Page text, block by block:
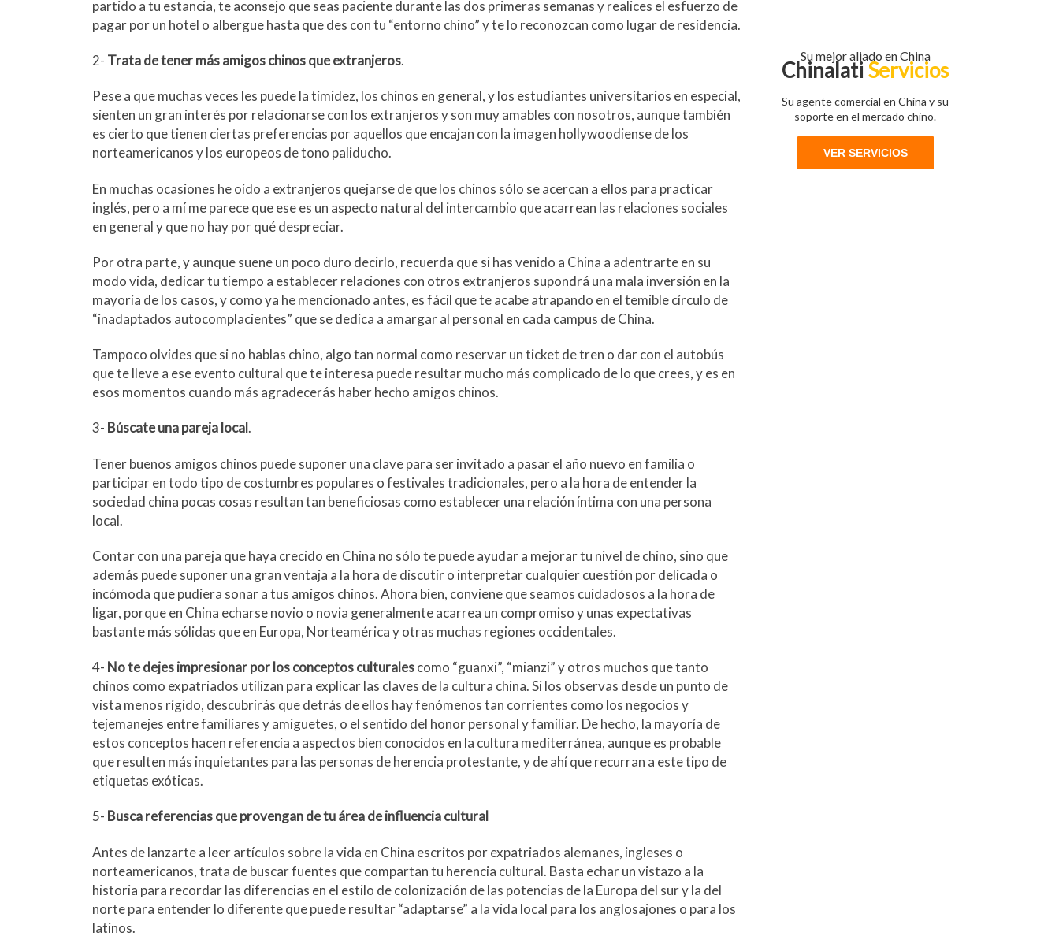
partido a tu estancia, te aconsejo que seas paciente durante las dos primeras semanas y realices el esfuerzo de
pagar por un hotel o albergue hasta que des con tu “entorno chino” y te lo reconozcan como lugar de residencia.
2- Trata de tener más amigos chinos que extranjeros.
Pese a que muchas veces les puede la timidez, los chinos en general, y los estudiantes universitarios en especial,
sienten un gran interés por relacionarse con los extranjeros y son muy amables con nosotros, aunque también
es cierto que tienen ciertas preferencias por aquellos que encajan con la imagen hollywoodiense de los
norteamericanos y los europeos de tono paliducho.
En muchas ocasiones he oído a extranjeros quejarse de que los chinos sólo se acercan a ellos para practicar
inglés, pero a mí me parece que ese es un aspecto natural del intercambio que acarrean las relaciones sociales
en general y que no hay por qué despreciar.
Por otra parte, y aunque suene un poco duro decirlo, recuerda que si has venido a China a adentrarte en su
modo vida, dedicar tu tiempo a establecer relaciones con otros extranjeros supondrá una mala inversión en la
mayoría de los casos, y como ya he mencionado antes, es fácil que te acabe atrapando en el temible círculo de
“inadaptados autocomplacientes” que se dedica a amargar al personal en cada campus de China.
Tampoco olvides que si no hablas chino, algo tan normal como reservar un ticket de tren o dar con el autobús
que te lleve a ese evento cultural que te interesa puede resultar mucho más complicado de lo que crees, y es en
esos momentos cuando más agradecerás haber hecho amigos chinos.
3- Búscate una pareja local.
Tener buenos amigos chinos puede suponer una clave para ser invitado a pasar el año nuevo en familia o
participar en todo tipo de costumbres populares o festivales tradicionales, pero a la hora de entender la
sociedad china pocas cosas resultan tan beneficiosas como establecer una relación íntima con una persona
local.
Contar con una pareja que haya crecido en China no sólo te puede ayudar a mejorar tu nivel de chino, sino que
además puede suponer una gran ventaja a la hora de discutir o interpretar cualquier cuestión por delicada o
incómoda que pudiera sonar a tus amigos chinos. Ahora bien, conviene que seamos cuidadosos a la hora de
ligar, porque en China echarse novio o novia generalmente acarrea un compromiso y unas expectativas
bastante más sólidas que en Europa, Norteamérica y otras muchas regiones occidentales.
4- No te dejes impresionar por los conceptos culturalescomo “guanxi”, “mianzi” y otros muchos que tanto
chinos como expatriados utilizan para explicar las claves de la cultura china. Si los observas desde un punto de
vista menos rígido, descubrirás que detrás de ellos hay fenómenos tan corrientes como los negocios y
tejemanejes entre familiares y amiguetes, o el sentido del honor personal y familiar. De hecho, la mayoría de
estos conceptos hacen referencia a aspectos bien conocidos en la cultura mediterránea, aunque es probable
que resulten más inquietantes para las personas de herencia protestante, y de ahí que recurran a este tipo de
etiquetas exóticas.
5- Busca referencias que provengan de tu área de influencia cultural
Antes de lanzarte a leer artículos sobre la vida en China escritos por expatriados alemanes, ingleses o
norteamericanos, trata de buscar fuentes que compartan tu herencia cultural. Basta echar un vistazo a la
historia para recordar las diferencias en el estilo de colonización de las potencias de la Europa del sur y la del
norte para entender lo diferente que puede resultar “adaptarse” a la vida local para los anglosajones o para los
latinos.
Su mejor aliado en China
Chinalati Servicios
Su agente comercial en China y su
soporte en el mercado chino.
VER SERVICIOS